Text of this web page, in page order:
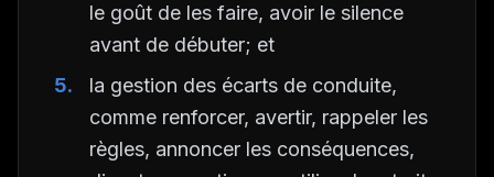
le goût de les faire, avoir le silence
avant de débuter; et
la gestion des écarts de conduite,
comme renforcer, avertir, rappeler les
règles, annoncer les conséquences,